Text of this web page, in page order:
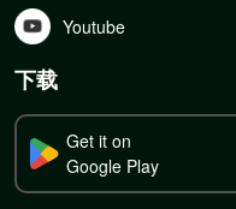
Youtube
下载
Get it on
Google Play